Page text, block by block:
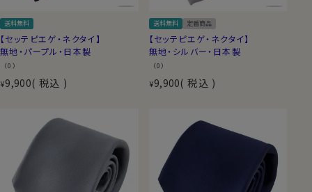
送料無料
【セッテピエゲ・ネクタイ】
無地・パープル・日本製
（0）
¥9,900 税込
送料無料 定番商品
【セッテピエゲ・ネクタイ】
無地・シルバー・日本製
（0）
¥9,900 税込